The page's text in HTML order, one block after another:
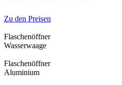
Zu den Preisen
Flaschen­öffner
Wasser­waage
Flaschen­öffner
Aluminium